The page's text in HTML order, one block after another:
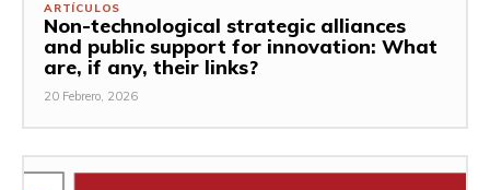
ARTÍCULOS
Non-technological strategic alliances
and public support for innovation: What
are, if any, their links?
20 Febrero, 2026